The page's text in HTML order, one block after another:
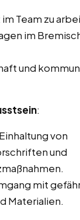
Team zu
im
und
:
von
und
mit
Materialien.